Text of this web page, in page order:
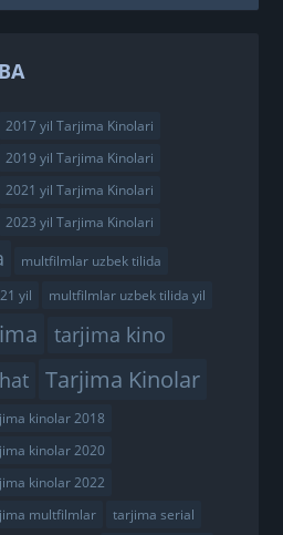
2017 yil Tarjima Kinolari
2019 yil Tarjima Kinolari
2021 yil Tarjima Kinolari
2023 yil Tarjima Kinolari
multfilmlar uzbek tilida
yil
multfilmlar uzbek tilida yil
tarjima kino
Tarjima Kinolar
kinolar 2018
kinolar 2020
kinolar 2022
multfilmlar tarjima serial